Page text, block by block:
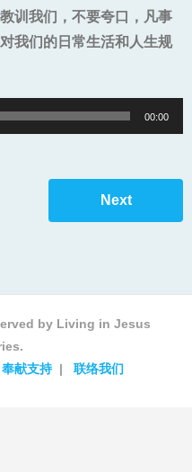
训我们，不要夸口，凡事
我们的日常生活和人生规
00:00
Next
by Living in Jesus
奉献支持 联络我们